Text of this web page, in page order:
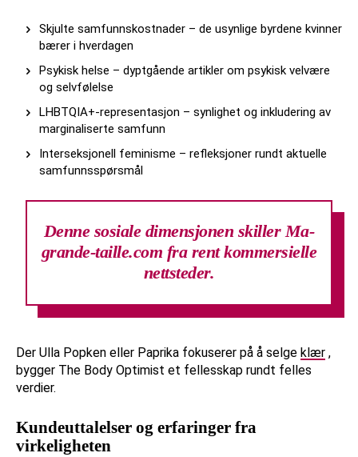
Skjulte samfunnskostnader – de usynlige byrdene kvinner
bærer i hverdagen
Psykisk helse – dyptgående artikler om psykisk velvære
og selvfølelse
LHBTQIA+-representasjon – synlighet og inkludering av
marginaliserte samfunn
Interseksjonell feminisme – refleksjoner rundt aktuelle
samfunnsspørsmål
Denne sosiale dimensjonen skiller Ma-
grande-taille.com fra rent kommersielle
nettsteder.
Der Ulla Popken eller Paprika fokuserer på å selge klær ,
bygger The Body Optimist et fellesskap rundt felles
verdier.
Kundeuttalelser og erfaringer fra
virkeligheten